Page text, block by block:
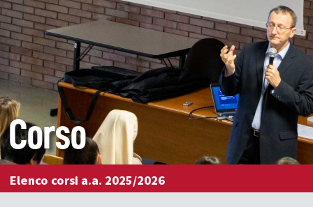
Corso
Elenco corsi a.a. 2025/2026